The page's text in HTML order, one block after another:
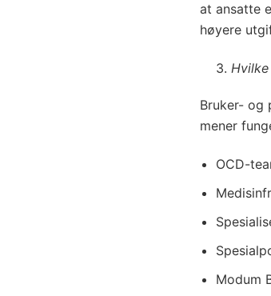
at ansatte
høyere
3.
Bruker- og
mener
OCD-
Modum